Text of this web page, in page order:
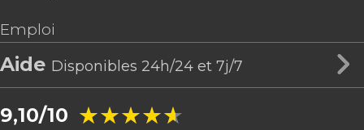
Emploi
Aide Disponibles 24h/24 et 7j/7
9,10/10 ★★★★★
★★★★★